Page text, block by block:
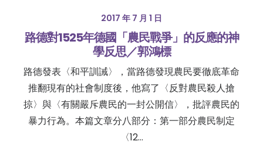
2017 年 7 月 1 日
路德對1525年德國「農民戰爭」的反應的神
學反思／郭鴻標
路德發表〈和平訓誡〉，當路德發現農民要徹底革命
推翻現有的社會制度後，他寫了〈反對農民殺人搶
掠〉與〈有關嚴斥農民的一封公開信〉，批評農民的
暴力行為。本篇文章分八部分：第一部分農民制定
〈12…